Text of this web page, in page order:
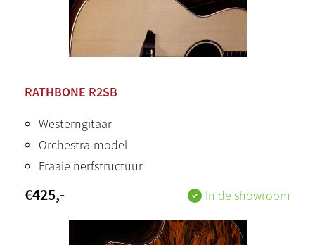
RATHBONE R2SB
Westerngitaar
Orchestra-model
Fraaie nerfstructuur
€425,- In de showroom